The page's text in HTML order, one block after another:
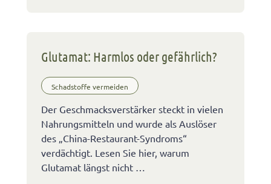
Glutamat: Harmlos oder gefährlich?
Schadstoffe vermeiden
Der Geschmacksverstärker steckt in vielen
Nahrungsmitteln und wurde als Auslöser
des „China-Restaurant-Syndroms“
verdächtigt. Lesen Sie hier, warum
Glutamat längst nicht …